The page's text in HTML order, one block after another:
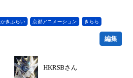
かきふらい 京都アニメーション きらら
編集
HKRSBさん